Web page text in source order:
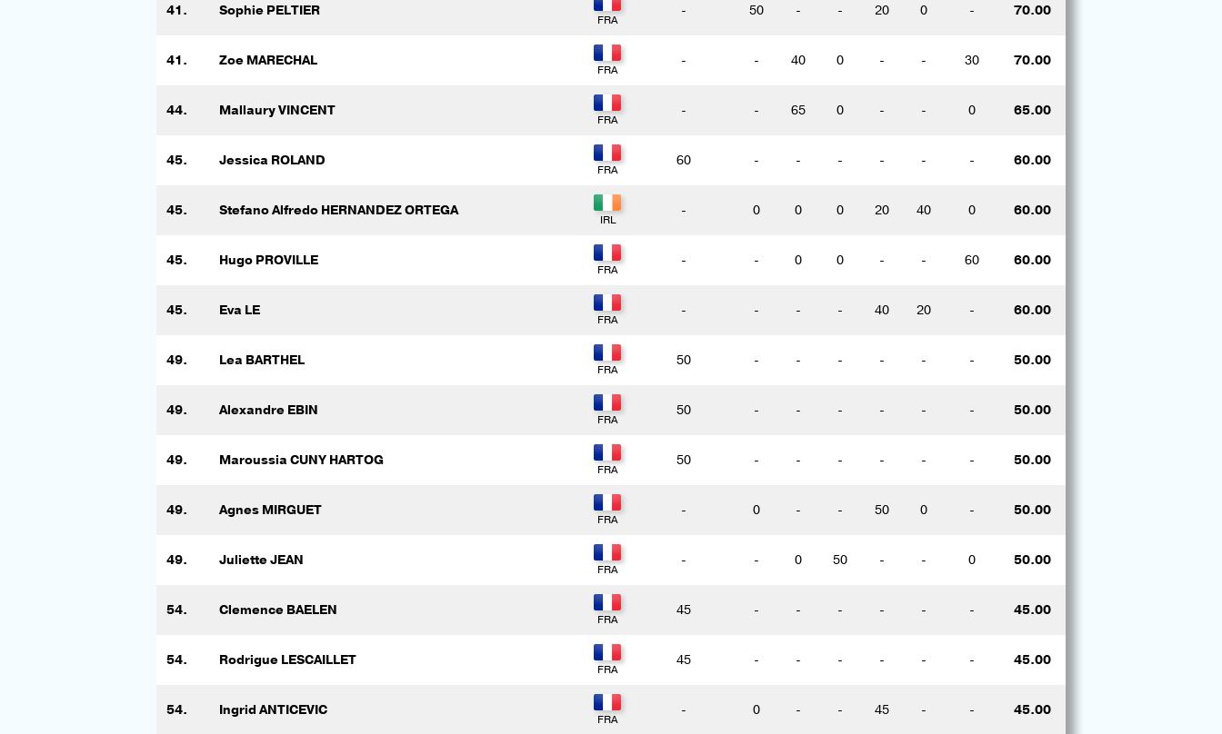
41. Sophie PELTIER - 50 - - 20 0 - 70.00
41. Zoe MARECHAL - - 40 0 - - 30 70.00
44. Mallaury VINCENT - - 65 0 - - 0 65.00
45. Jessica ROLAND 60 - - - - - - 60.00
45. Stefano Alfredo HERNANDEZ ORTEGA - 0 0 0 20 40 0 60.00
45. Hugo PROVILLE - - 0 0 - - 60 60.00
45. Eva LE - - - - 40 20 - 60.00
49. Lea BARTHEL 50 - - - - - - 50.00
49. Alexandre EBIN 50 - - - - - - 50.00
49. Maroussia CUNY HARTOG 50 - - - - - - 50.00
49. Agnes MIRGUET - 0 - - 50 0 - 50.00
49. Juliette JEAN - - 0 50 - - 0 50.00
54. Clemence BAELEN 45 - - - - - - 45.00
54. Rodrigue LESCAILLET 45 - - - - - - 45.00
54. Ingrid ANTICEVIC - 0 - - 45 - - 45.00